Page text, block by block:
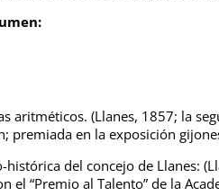
aritméticos. (Llanes, 1857; la
premiada en la exposición
del concejo de Llanes:
el “Premio al Talento” de la